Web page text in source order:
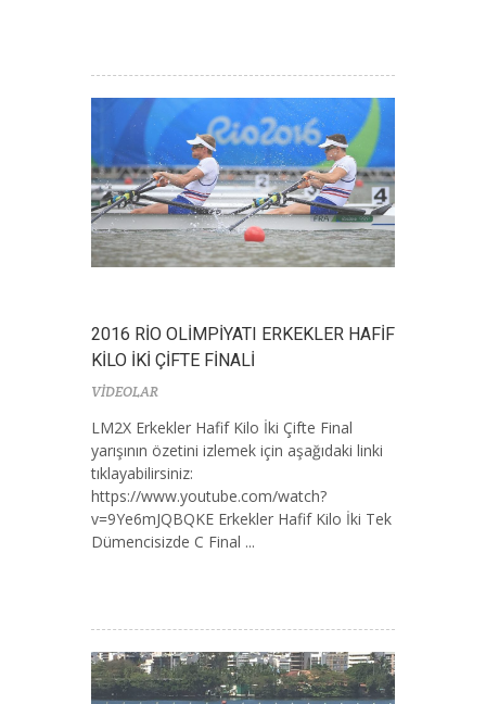
2016 RİO OLİMPİYATI ERKEKLER HAFİF
KİLO İKİ ÇİFTE FİNALİ
VİDEOLAR
LM2X Erkekler Hafif Kilo İki Çifte Final
yarışının özetini izlemek için aşağıdaki linki
tıklayabilirsiniz:
https://www.youtube.com/watch?
v=9Ye6mJQBQKE Erkekler Hafif Kilo İki Tek
Dümencisizde C Final ...